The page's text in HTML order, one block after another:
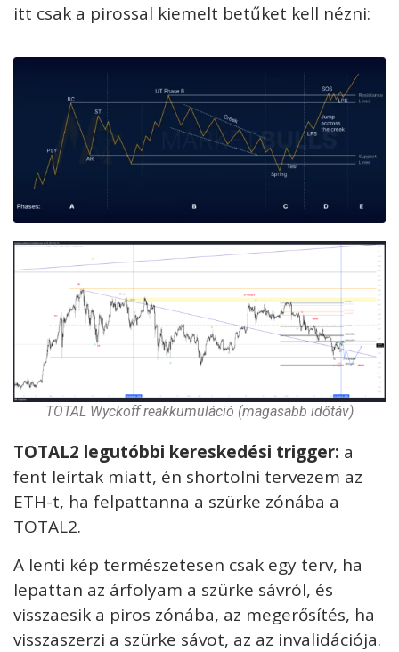
itt csak a pirossal kiemelt betűket kell nézni:
TOTAL Wyckoff reakkumuláció (magasabb időtáv)
TOTAL2 legutóbbi kereskedési trigger: a
fent leírtak miatt, én shortolni tervezem az
ETH-t, ha felpattanna a szürke zónába a
TOTAL2.
A lenti kép természetesen csak egy terv, ha
lepattan az árfolyam a szürke sávról, és
visszaesik a piros zónába, az megerősítés, ha
visszaszerzi a szürke sávot, az az invalidációja.